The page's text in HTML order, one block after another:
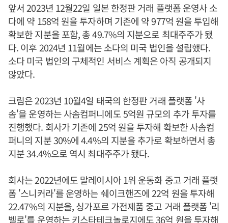
앞서 2023년 12월22일 일본 한정판 거래 플랫폼 운영사 소
다에 약 158억 원을 투자하며 기존에 약 977억 원을 투입해
확보한 지분을 포함, 총 49.7%의 지분으로 최대주주가 됐
다. 이후 2024년 11월에는 소다의 미국 법인을 설립했다.
소다 미국 법인의 구체적인 서비스 계획은 아직 공개되지
않았다.
크림은 2023년 10월4일 태국의 한정판 거래 플랫폼 '사
솜'을 운영하는 사솜컴퍼니에도 5억원 규모의 추가 투자를
진행했다. 회사가 기존에 25억 원을 투자해 확보한 사솜컴
퍼니의 지분 30%에 4.4%의 지분을 추가로 확보하면서 총
지분 34.4%으로 역시 최대주주가 됐다.
회사는 2022년에도 말레이시아 1위 운동화 중고 거래 플랫
폼 '스니커라'를 운영하는 쉐이크핸즈에 22억 원을 투자해
22.47%의 지분을, 싱가포르 가전제품 중고 거래 플랫폼 '리
벨로'를 운영하는 키스타테크놀로지에도 36억 원을 투자해